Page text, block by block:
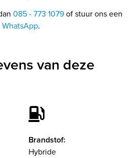
085 - 773 1079of stuur ons een
WhatsApp.
van deze
Brandstof:
Hybride